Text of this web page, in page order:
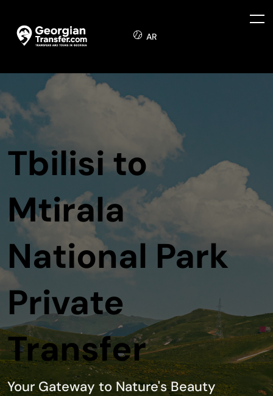
AR
Tbilisi to
Mtirala
National Park
Private
Transfer
Your Gateway to Nature's Beauty